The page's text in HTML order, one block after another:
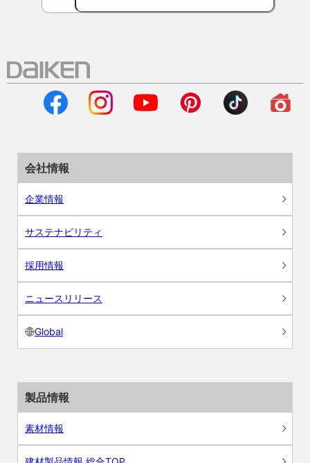
会社情報
企業情報
サステナビリティ
採用情報
ニュースリリース
Global
製品情報
素材情報